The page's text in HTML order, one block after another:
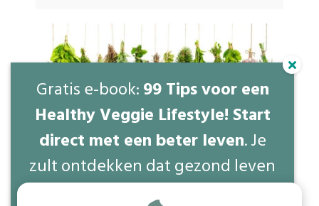
Gratis e-book:99 Tips voor een
Healthy Veggie Lifestyle! Start
direct met een beter leven. Je
zult ontdekken dat gezond leven
en genieten zeker samen gaan!